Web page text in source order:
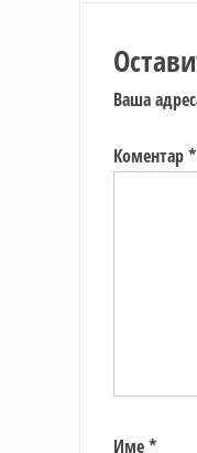
Ваша
Коментар*
Име*